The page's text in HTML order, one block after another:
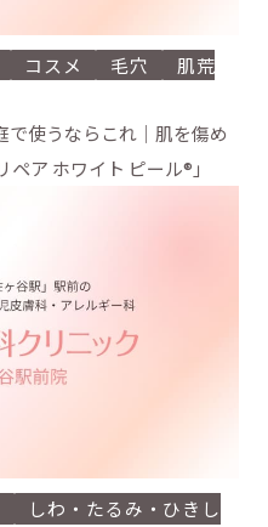
コスメ 毛穴 肌荒
で使うならこれ｜肌を傷め
ア ホワイト ピール®」
しわ・たるみ・ひきし